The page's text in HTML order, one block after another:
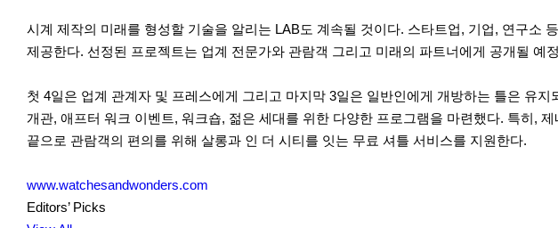
시계 제작의 미래를 형성할 기술을 알리는 LAB도 계속될 것이다. 스타트업, 기업, 연구소
제공한다. 선정된 프로젝트는 업계 전문가와 관람객 그리고 미래의 파트너에게 공개될 예
첫 4일은 업계 관계자 및 프레스에게 그리고 마지막 3일은 일반인에게 개방하는 틀은 유
개관, 애프터 워크 이벤트, 워크숍, 젊은 세대를 위한 다양한 프로그램을 마련했다. 특히,
끝으로 관람객의 편의를 위해 살롱과 인 더 시티를 잇는 무료 셔틀 서비스를 지원한다.
www.watchesandwonders.com
Editors’ Picks